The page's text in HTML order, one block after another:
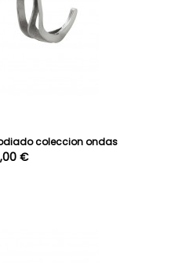
coleccion ondas
€